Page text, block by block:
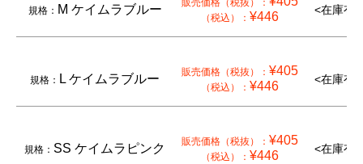
規格： M ケイムラブルー 販売価格（税抜）：
（税込）： ¥446 <在庫有
規格： L ケイムラブルー 販売価格（税抜）： ¥405
（税込）： ¥446 <在庫有
規格： SS ケイムラピンク 販売価格（税抜）： ¥405
（税込）： ¥446 <在庫有